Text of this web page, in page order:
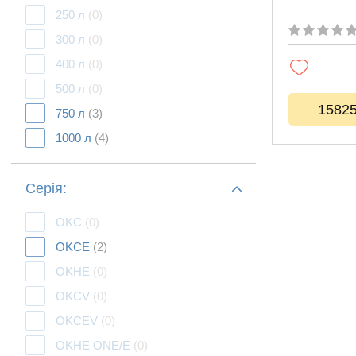
250 л (0)
300 л (0)
400 л (0)
500 л (0)
750 л (3)
1000 л (4)
Серія:
OKC (0)
OKCE (2)
OKHE (0)
OKCV (0)
OKCEV (0)
OKHE ONE/E (0)